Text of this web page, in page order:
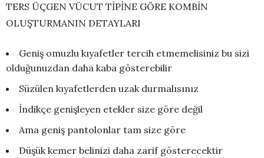
TERS ÜÇGEN VÜCUT TİPİNE GÖRE KOMBİN
OLUŞTURMANIN DETAYLARI
Geniş omuzlu kıyafetler tercih etmemelisiniz bu sizi
olduğunuzdan daha kaba gösterebilir
Süzülen kıyafetlerden uzak durmalısınız
İndikçe genişleyen etekler size göre değil
Ama geniş pantolonlar tam size göre
Düşük kemer belinizi daha zarif gösterecektir